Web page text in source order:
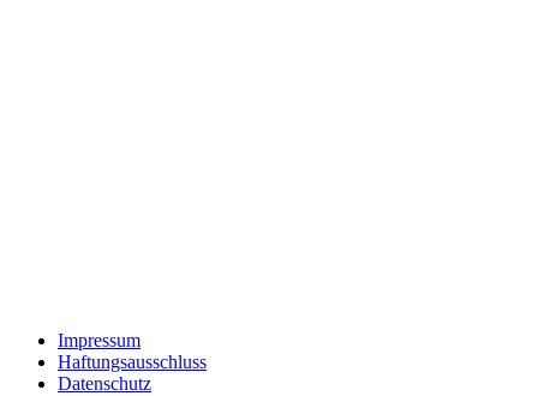
Impressum
Haftungsausschluss
Datenschutz